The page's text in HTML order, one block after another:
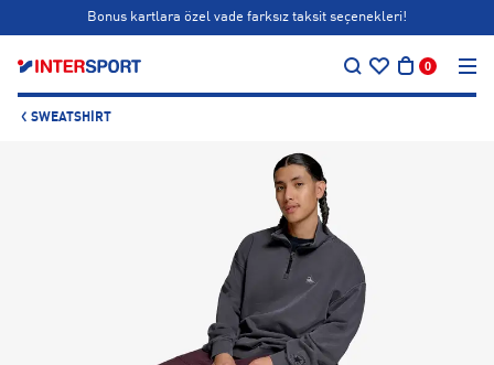
Bonus kartlara özel vade farksız taksit seçenekleri!
0
SWEATSHIRT